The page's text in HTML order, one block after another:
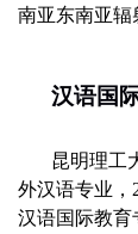
南亚东南亚辐
汉语国
昆明理工
外汉语专业，
汉语国际教育